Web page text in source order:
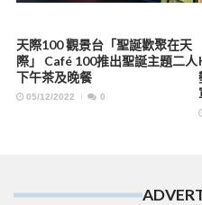
天際100 觀景台「聖誕歡聚在天
際」 Café 100推出聖誕主題二人
下午茶及晚餐
05/12/2022 0